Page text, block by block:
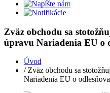
Zväz obchodu sa
úpravu Nariadenia EU o
Úvod
/ Zväz obchodu sa
Nariadenia EU o